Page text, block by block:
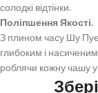
солодкі відтінки.
Поліпшення Якості.
З плином часу Шу
глибоким і
роблячи кожну чашу